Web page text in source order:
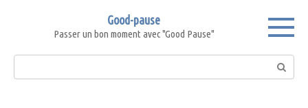
Good-pause
Passer un bon moment avec "Good Pause"
Search: